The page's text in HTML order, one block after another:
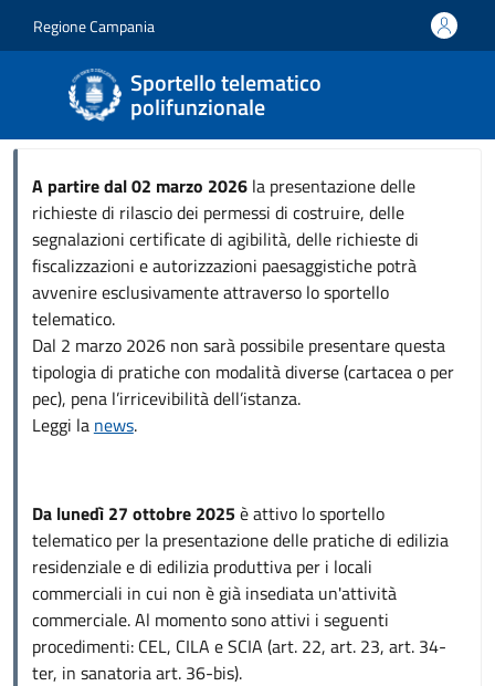
Regione Campania
Sportello telematico
polifunzionale
A partire dal 02 marzo 2026la presentazione delle
richieste di rilascio dei permessi di costruire, delle
segnalazioni certificate di agibilità, delle richieste di
fiscalizzazioni e autorizzazioni paesaggistiche potrà
avvenire esclusivamente attraverso lo sportello
telematico.
Dal 2 marzo 2026 non sarà possibile presentare questa
tipologia di pratiche con modalità diverse (cartacea o per
pec), pena l’irricevibilità dell’istanza.
Leggi la news.
Da lunedì 27 ottobre 2025è attivo lo sportello
telematico per la presentazione delle pratiche di edilizia
residenziale e di edilizia produttiva per i locali
commerciali in cui non è già insediata un'attività
commerciale. Al momento sono attivi i seguenti
procedimenti: CEL, CILA e SCIA (art. 22, art. 23, art. 34-
ter, in sanatoria art. 36-bis).